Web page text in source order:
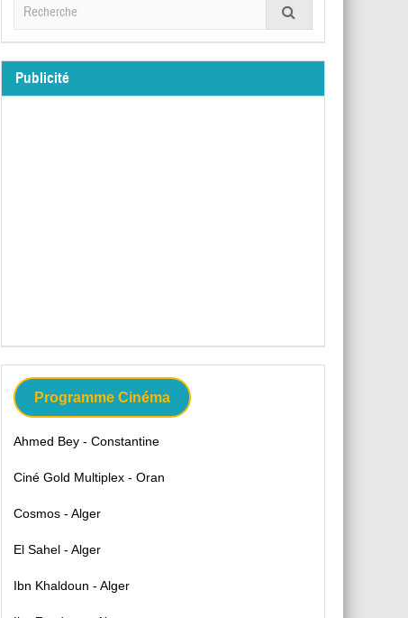
Publicité
Programme Cinéma
Ahmed Bey - Constantine
Ciné Gold Multiplex - Oran
Cosmos - Alger
El Sahel - Alger
Ibn Khaldoun - Alger